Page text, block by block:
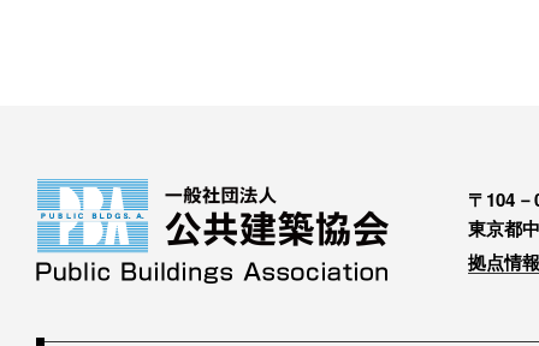
〒104－
東京都
拠点情